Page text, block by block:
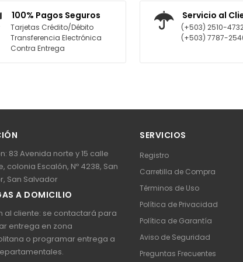
100% Pagos Seguros
Tarjetas Crédito/Débito
Transferencia Electrónica
Contra Entrega
Servicio al
(+503) 2510-
(+503) 7787-
83 Avenida norte y 15 calle
colonia Escalón, Nº 4238, San
San Salvador
A DOMICILIO
al cliente: se contactará para
entrega en zona
o programar entrega a
SERVICIOS
Registro
Carretilla de Compra
Términos de Uso
Política de Privacidad
Política de Garantía
Aviso de Seguridad
Preguntas Frecuentes